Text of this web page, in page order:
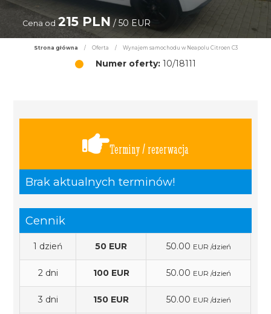
Cena od 215 PLN / 50 EUR
Strona główna / Oferta / Wynajem samochodu w Neapolu Citroen C3
Numer oferty: 10/18111
Terminy / rezerwacja
Brak aktualnych terminów!
Cennik
1 dzień 50 EUR 50.00 EUR /dzień
2 dni 100 EUR 50.00 EUR /dzień
3 dni 150 EUR 50.00 EUR /dzień